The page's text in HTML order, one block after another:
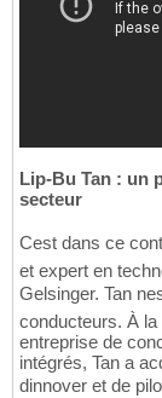
Lip-Bu Tan : un
secteur
Cest dans ce
et expert en
Gelsinger. Tan
conducteurs. À
entreprise de
intégrés, Tan a
dinnover et de